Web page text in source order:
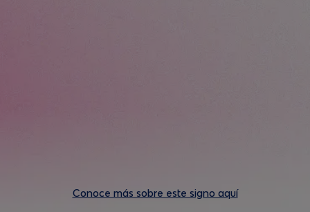
Conoce más sobre este signo aquí